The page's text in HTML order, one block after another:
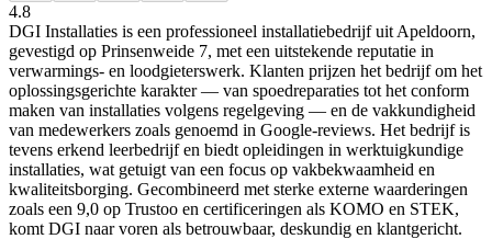
4.8
DGI Installaties is een professioneel installatiebedrijf uit Apeldoorn,
gevestigd op Prinsenweide 7, met een uitstekende reputatie in
verwarmings- en loodgieterswerk. Klanten prijzen het bedrijf om het
oplossingsgerichte karakter — van spoedreparaties tot het conform
maken van installaties volgens regelgeving — en de vakkundigheid
van medewerkers zoals genoemd in Google-reviews. Het bedrijf is
tevens erkend leerbedrijf en biedt opleidingen in werktuigkundige
installaties, wat getuigt van een focus op vakbekwaamheid en
kwaliteitsborging. Gecombineerd met sterke externe waarderingen
zoals een 9,0 op Trustoo en certificeringen als KOMO en STEK,
komt DGI naar voren als betrouwbaar, deskundig en klantgericht.